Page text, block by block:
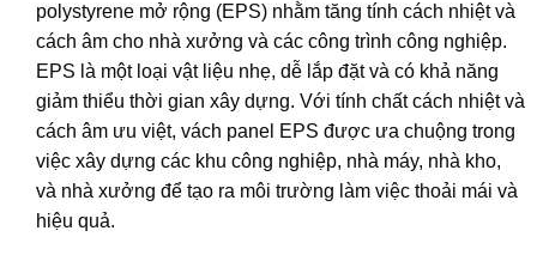
polystyrene mở rộng (EPS) nhằm tăng tính cách nhiệt và
cách âm cho nhà xưởng và các công trình công nghiệp.
EPS là một loại vật liệu nhẹ, dễ lắp đặt và có khả năng
giảm thiểu thời gian xây dựng. Với tính chất cách nhiệt và
cách âm ưu việt, vách panel EPS được ưa chuộng trong
việc xây dựng các khu công nghiệp, nhà máy, nhà kho,
và nhà xưởng để tạo ra môi trường làm việc thoải mái và
hiệu quả.